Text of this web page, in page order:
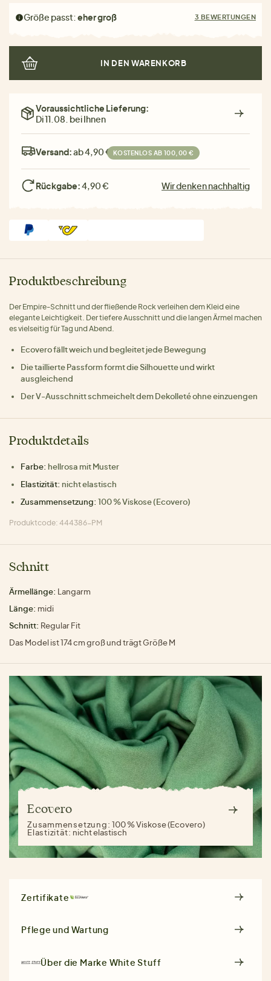
Größe passt:eher groß 3 BEWERTUNGEN
IN DEN WARENKORB
Voraussichtliche Lieferung:
Di 11.08. bei Ihnen
Versand:ab 4,90 € KOSTENLOS AB 100,00 €
Rückgabe:4,90 € Wir denken nachhaltig
Produktbeschreibung
Der Empire-Schnitt und der fließende Rock verleihen dem Kleid eine
elegante Leichtigkeit. Der tiefere Ausschnitt und die langen Ärmel machen
es vielseitig für Tag und Abend.
Ecovero fällt weich und begleitet jede Bewegung
Die taillierte Passform formt die Silhouette und wirkt
ausgleichend
Der V-Ausschnitt schmeichelt dem Dekolleté ohne einzuengen
Produktdetails
Farbe: hellrosa mit Muster
Elastizität: nicht elastisch
Zusammensetzung: 100 % Viskose (Ecovero)
Produktcode: 444386-PM
Schnitt
Ärmellänge: Langarm
Länge: midi
Schnitt: Regular Fit
Das Model ist 174 cm groß und trägt Größe M
Ecovero
Zusammensetzung:100 % Viskose (Ecovero)
Elastizität: nicht elastisch
Zertifikate
Pflege und Wartung
Über die Marke White Stuff